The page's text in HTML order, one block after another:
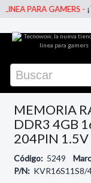
PARA GAMERS -
MEMORIA
DDR3 4GB
204PIN 1.5V
Código: 5249
P/N: